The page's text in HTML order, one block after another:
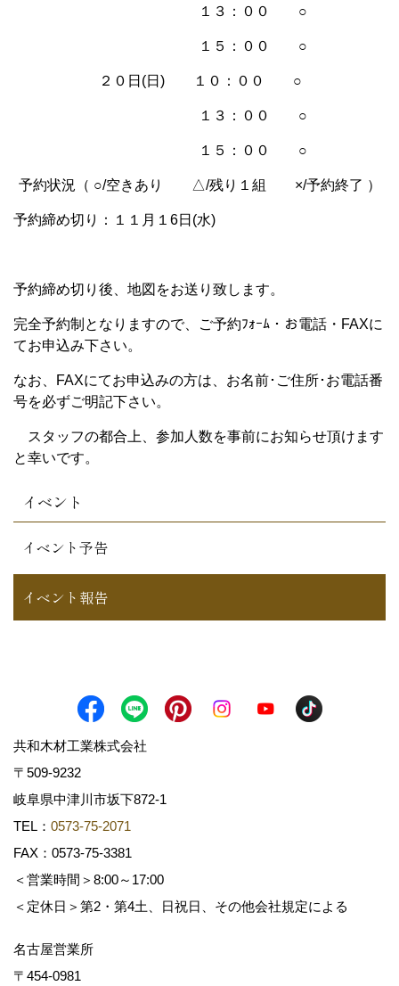
１３：００ ○
１５：００ ○
２０日(日) １０：００ ○
１３：００ ○
１５：００ ○
予約状況（ ○/空きあり △/残り１組 ×/予約終了 ）
予約締め切り：１１月１6日(水)
予約締め切り後、地図をお送り致します。
完全予約制となりますので、ご予約ﾌｫｰﾑ・お電話・FAXに
てお申込み下さい。
なお、FAXにてお申込みの方は、お名前･ご住所･お電話番
号を必ずご明記下さい。
スタッフの都合上、参加人数を事前にお知らせ頂けます
と幸いです。
イベント
イベント予告
イベント報告
共和木材工業株式会社
〒509-9232
岐阜県中津川市坂下872‐1
TEL： 0573-75-2071
FAX：0573-75-3381
＜営業時間＞8:00～17:00
＜定休日＞第2・第4土、日祝日、その他会社規定による
名古屋営業所
〒454-0981